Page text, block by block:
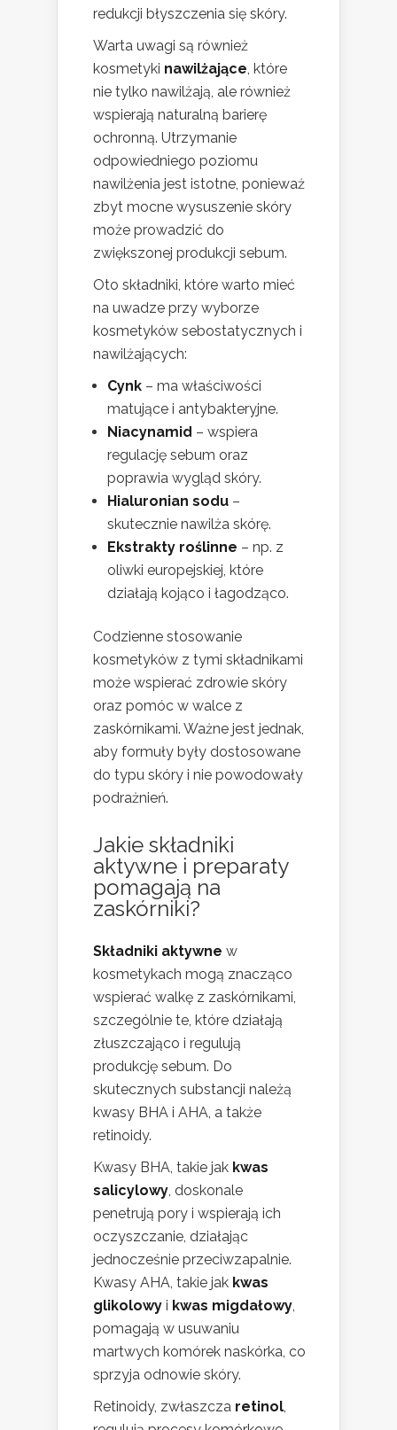
redukcji błyszczenia się skóry.
Warta uwagi są również
kosmetyki nawilżające, które
nie tylko nawilżają, ale również
wspierają naturalną barierę
ochronną. Utrzymanie
odpowiedniego poziomu
nawilżenia jest istotne, ponieważ
zbyt mocne wysuszenie skóry
może prowadzić do
zwiększonej produkcji sebum.
Oto składniki, które warto mieć
na uwadze przy wyborze
kosmetyków sebostatycznych i
nawilżających:
Cynk – ma właściwości
matujące i antybakteryjne.
Niacynamid – wspiera
regulację sebum oraz
poprawia wygląd skóry.
Hialuronian sodu –
skutecznie nawilża skórę.
Ekstrakty roślinne – np. z
oliwki europejskiej, które
działają kojąco i łagodząco.
Codzienne stosowanie
kosmetyków z tymi składnikami
może wspierać zdrowie skóry
oraz pomóc w walce z
zaskórnikami. Ważne jest jednak,
aby formuły były dostosowane
do typu skóry i nie powodowały
podrażnień.
Jakie składniki
aktywne i preparaty
pomagają na
zaskórniki?
Składniki aktywne w
kosmetykach mogą znacząco
wspierać walkę z zaskórnikami,
szczególnie te, które działają
złuszczająco i regulują
produkcję sebum. Do
skutecznych substancji należą
kwasy BHA i AHA, a także
retinoidy.
Kwasy BHA, takie jak kwas
salicylowy, doskonale
penetrują pory i wspierają ich
oczyszczanie, działając
jednocześnie przeciwzapalnie.
Kwasy AHA, takie jak kwas
glikolowy i kwas migdałowy,
pomagają w usuwaniu
martwych komórek naskórka, co
sprzyja odnowie skóry.
Retinoidy, zwłaszcza retinol,